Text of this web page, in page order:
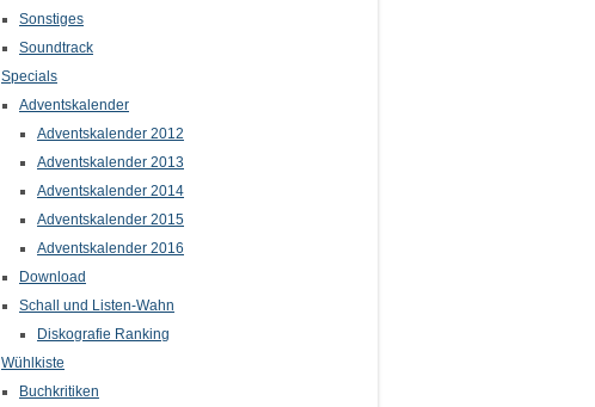
Sonstiges
Soundtrack
Specials
Adventskalender
Adventskalender 2012
Adventskalender 2013
Adventskalender 2014
Adventskalender 2015
Adventskalender 2016
Download
Schall und Listen-Wahn
Diskografie Ranking
Wühlkiste
Buchkritiken